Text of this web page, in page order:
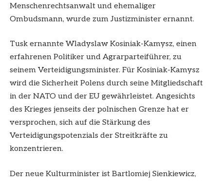
Menschenrechtsanwalt und ehemaliger
Ombudsmann, wurde zum Justizminister ernannt.
Tusk ernannte Wladyslaw Kosiniak-Kamysz, einen
erfahrenen Politiker und Agrarparteiführer, zu
seinem Verteidigungsminister. Für Kosiniak-Kamysz
wird die Sicherheit Polens durch seine Mitgliedschaft
in der NATO und der EU gewährleistet. Angesichts
des Krieges jenseits der polnischen Grenze hat er
versprochen, sich auf die Stärkung des
Verteidigungspotenzials der Streitkräfte zu
konzentrieren.
Der neue Kulturminister ist Bartlomiej Sienkiewicz,